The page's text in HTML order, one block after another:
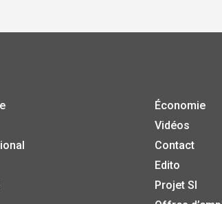
Économie
Vidéos
Contact
Edito
Projet SI